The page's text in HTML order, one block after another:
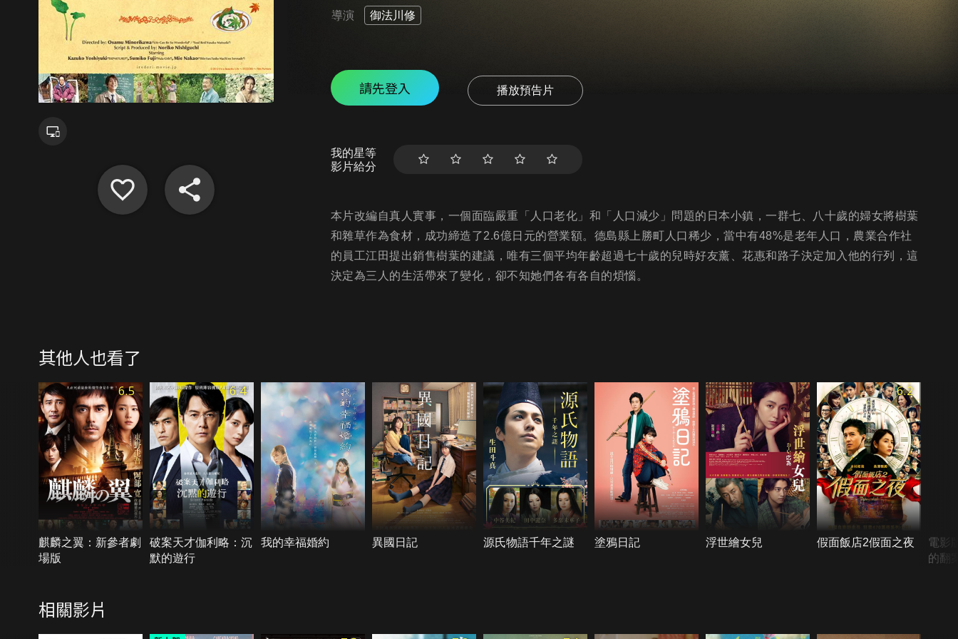
導演 御法川修
請先登入 播放預告片
我的星等
影片給分
本片改編自真人實事，一個面臨嚴重「人口老化」和「人口減少」問題的日本小鎮，一群七、八十歲的婦女將樹葉
和雜草作為食材，成功締造了2.6億日元的營業額。德島縣上勝町人口稀少，當中有48%是老年人口，農業合作社
的員工江田提出銷售樹葉的建議，唯有三個平均年齡超過七十歲的兒時好友薰、花惠和路子決定加入他的行列，這
決定為三人的生活帶來了變化，卻不知她們各有各自的煩惱。
其他人也看了
6.5
麒麟之翼：新參者劇
場版
6.4
破案天才伽利略：沉
默的遊行
我的幸福婚約 異國日記 源氏物語千年之謎 塗鴉日記 浮世繪女兒
6.2
假面飯店2假面之夜
電影
的翻
相關影片